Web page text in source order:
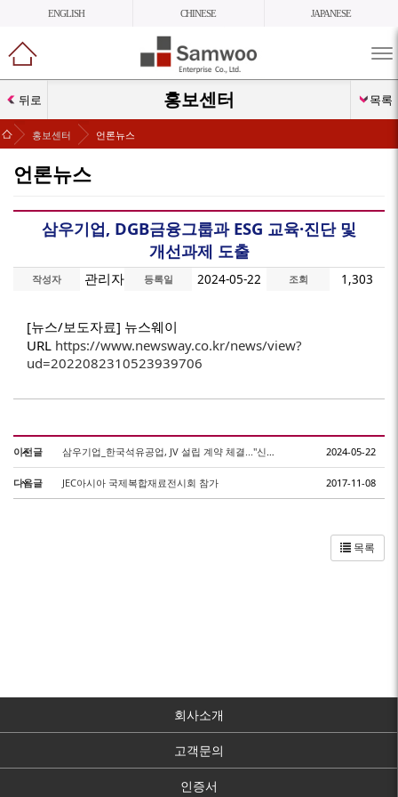
ENGLISH CHINESE JAPANESE
메
기
홍보센터
뒤로 목록
>홍보센터 언론뉴스
언론뉴스
삼우기업, DGB금융그룹과 ESG 교육·진단 및
개선과제 도출
작성자 관리자 등록일 2024-05-22 조회 1,303
[뉴스/보도자료] 뉴스웨이
URL https://www.newsway.co.kr/news/view?
ud=2022082310523939706
이전글 삼우기업_한국석유공업, JV 설립 계약 체결..."신소재 GFRP Rebar 사업 개시&.. 2024-05-22
다음글 JEC아시아 국제복합재료전시회 참가 2017-11-08
목록
회사소개
고객문의
인증서